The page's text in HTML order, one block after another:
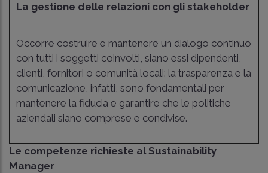
La gestione delle relazioni con gli stakeholder
Occorre costruire e mantenere un dialogo continuo
con tutti i soggetti coinvolti, siano essi dipendenti,
clienti, fornitori o comunità locali: la trasparenza e la
comunicazione, infatti, sono fondamentali per
mantenere la fiducia e garantire che le politiche
aziendali siano comprese e condivise.
Le competenze richieste al Sustainability
Manager